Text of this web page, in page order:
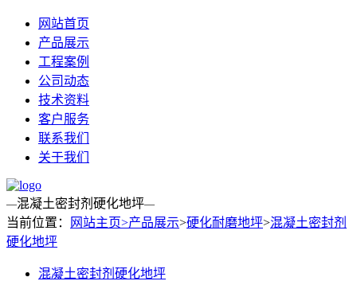
网站首页
产品展示
工程案例
公司动态
技术资料
客户服务
联系我们
关于我们
—混凝土密封剂硬化地坪—
当前位置： 网站主页>产品展示>硬化耐磨地坪>混凝土密封剂
硬化地坪
混凝土密封剂硬化地坪